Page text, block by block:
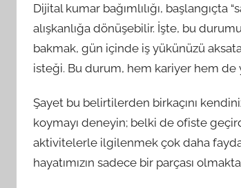
Dijital kumar bağımlılığı,
alışkanlığa dönüşebilir. İşte, bu
bakmak, gün içinde iş yükünüzü
isteği. Bu durum, hem kariyer hem de
Şayet bu belirtilerden birkaçını
koymayı deneyin; belki de ofiste
aktivitelerle ilgilenmek çok daha
hayatımızın sadece bir parçası